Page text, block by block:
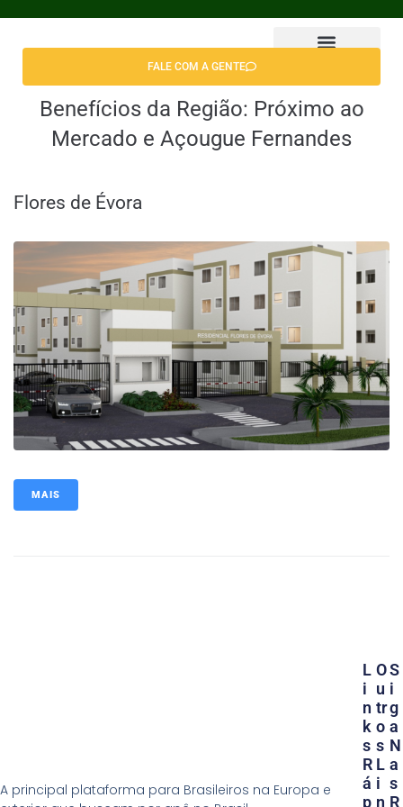
FALE COM A GENTE
Benefícios da Região: Próximo ao
Mercado e Açougue Fernandes
Flores de Évora
MAIS
A principal plataforma para Brasileiros na Europa e
O
U
Tr
O
S
L
I
N
L
I
N
K
S
R
Á
P
S
I
G
A
N
A
S
R